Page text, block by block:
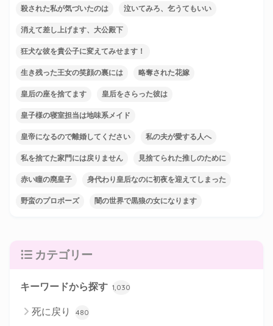
殺された私が気づいたのは 泣いてみろ、乞うてもいい
消えて差し上げます、大公殿下
狂犬な彼を貴公子に変えてみせます！
生き残った王女の笑顔の裏には 略奪された花嫁
皇后の座を捨てます 皇后をさらった彼は
皇子様の寝室担当は地味系メイド
皇帝になるので離婚してください 私の夫が愛する人へ
私を捨てた家門には戻りません 見捨てられた推しのために
赤い瞳の廃皇子 身代わり皇后なのに初夜を迎えてしまった
野蛮のプロポーズ 闇の世界で黒狼の女になります
カテゴリー
キーワードから探す 1,030
死に戻り 480